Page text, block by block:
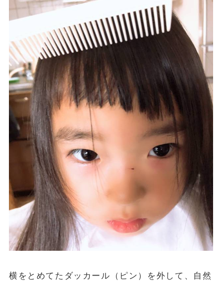
横をとめてたダッカール（ピン）を外して、自然